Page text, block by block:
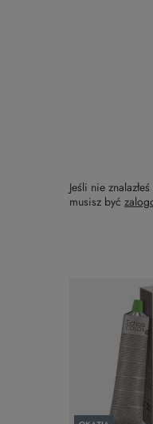
Jeśli nie
musisz być